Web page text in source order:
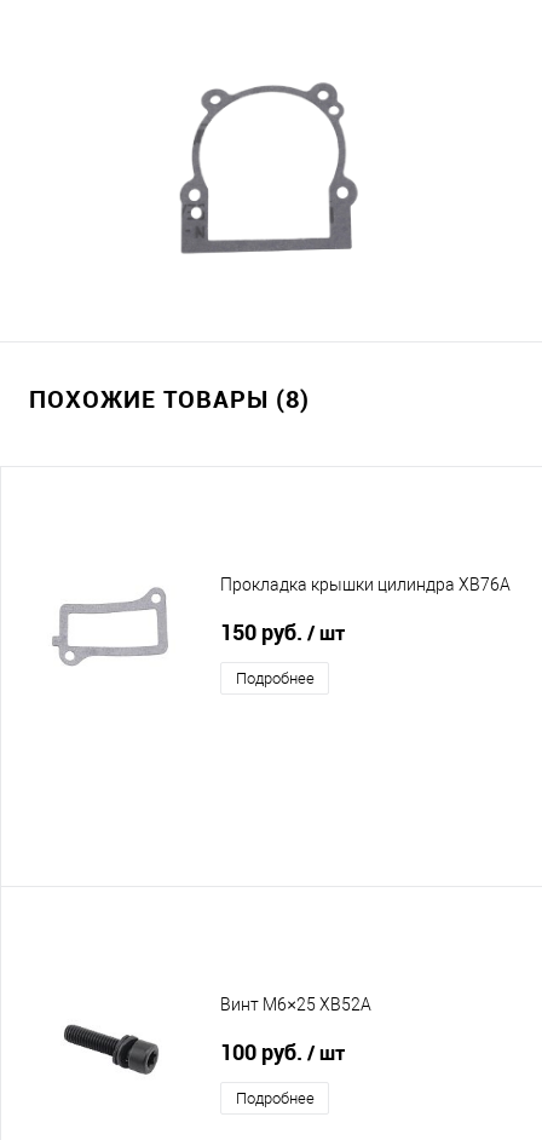
ПОХОЖИЕ ТОВАРЫ (8)
Прокладка крышки цилиндра XB76A
150 руб. / шт
Подробнее
Винт M6×25 XB52A
100 руб. / шт
Подробнее